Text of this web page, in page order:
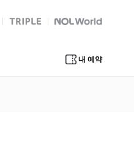
트리플 Global Interpark
내 예약